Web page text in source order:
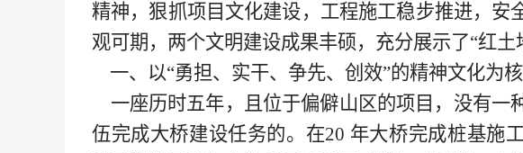
精神，狠抓项目文化建设，工程施工稳步推进，安
观可期，两个文明建设成果丰硕，充分展示了“红土
一、以“勇担、实干、争先、创效”的精神文化为
一座历时五年，且位于偏僻山区的项目，没有一
伍完成大桥建设任务的。在20 年大桥完成桩基施